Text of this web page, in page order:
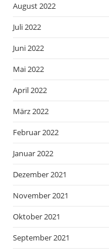
August 2022
Juli 2022
Juni 2022
Mai 2022
April 2022
März 2022
Februar 2022
Januar 2022
Dezember 2021
November 2021
Oktober 2021
September 2021